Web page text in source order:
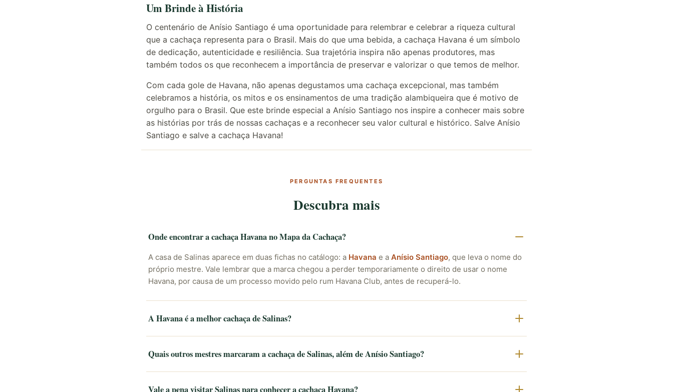
Um Brinde à História
O centenário de Anísio Santiago é uma oportunidade para relembrar e celebrar a riqueza cultural
que a cachaça representa para o Brasil. Mais do que uma bebida, a cachaça Havana é um símbolo
de dedicação, autenticidade e resiliência. Sua trajetória inspira não apenas produtores, mas
também todos os que reconhecem a importância de preservar e valorizar o que temos de melhor.
Com cada gole de Havana, não apenas degustamos uma cachaça excepcional, mas também
celebramos a história, os mitos e os ensinamentos de uma tradição alambiqueira que é motivo de
orgulho para o Brasil. Que este brinde especial a Anísio Santiago nos inspire a conhecer mais sobre
as histórias por trás de nossas cachaças e a reconhecer seu valor cultural e histórico. Salve Anísio
Santiago e salve a cachaça Havana!
PERGUNTAS FREQUENTES
Descubra mais
Onde encontrar a cachaça Havana no Mapa da Cachaça?
A casa de Salinas aparece em duas fichas no catálogo: a Havana e a Anísio Santiago, que leva o nome do
próprio mestre. Vale lembrar que a marca chegou a perder temporariamente o direito de usar o nome
Havana, por causa de um processo movido pelo rum Havana Club, antes de recuperá-lo.
A Havana é a melhor cachaça de Salinas?
Quais outros mestres marcaram a cachaça de Salinas, além de Anísio Santiago?